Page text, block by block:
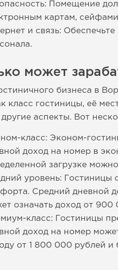
Помещение
картам,
и связь:
может
бизнеса в
класс гостиницы, её
аспекты. Вот
класс: Эконом-
доход на номер в
загрузке
уровень: Гостиницы
Средний дневной
означать доход от
класс: Гостиницы
доход на номер
от 1 800 000 рублей и